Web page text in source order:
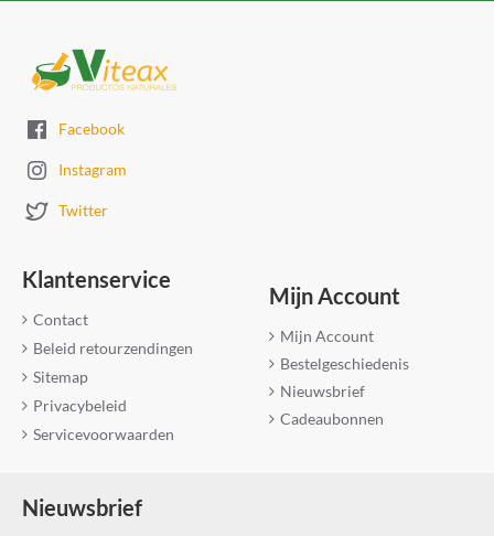
Facebook
Instagram
Twitter
Klantenservice
Contact
Beleid retourzendingen
Sitemap
Privacybeleid
Servicevoorwaarden
Mijn Account
Mijn Account
Bestelgeschiedenis
Nieuwsbrief
Cadeaubonnen
Nieuwsbrief